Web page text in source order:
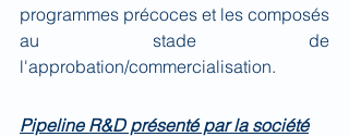
programmes précoces et les composés
au stade de
l'approbation/commercialisation.
Pipeline R&D présenté par la société